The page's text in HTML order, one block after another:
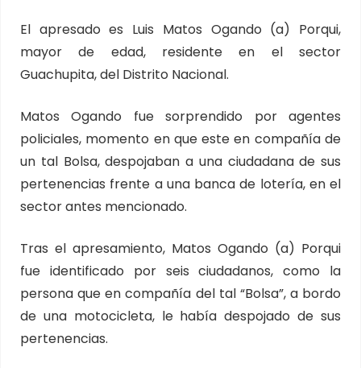
El apresado es Luis Matos Ogando (a) Porqui,
mayor de edad, residente en el sector
Guachupita, del Distrito Nacional.
Matos Ogando fue sorprendido por agentes
policiales, momento en que este en compañía de
un tal Bolsa, despojaban a una ciudadana de sus
pertenencias frente a una banca de lotería, en el
sector antes mencionado.
Tras el apresamiento, Matos Ogando (a) Porqui
fue identificado por seis ciudadanos, como la
persona que en compañía del tal “Bolsa”, a bordo
de una motocicleta, le había despojado de sus
pertenencias.